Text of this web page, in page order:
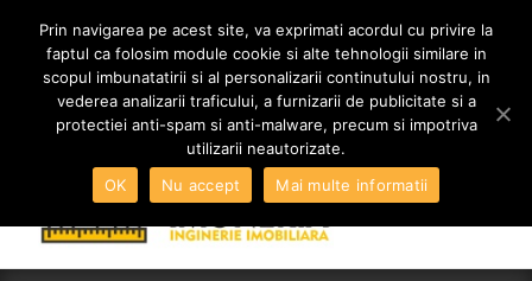
0765 522 734 | 0724 880 890
contact@imoneria.ro
MENIU
Prin navigarea pe acest site, va exprimati acordul cu privire la
faptul ca folosim module cookie si alte tehnologii similare in
scopul imbunatatirii si al personalizarii continutului nostru, in
vederea analizarii traficului, a furnizarii de publicitate si a
protectiei anti-spam si anti-malware, precum si impotriva
utilizarii neautorizate.
OK
Nu accept Mai multe informatii